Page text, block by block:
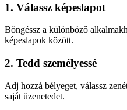
1. Válassz képeslapot
Böngéssz a különböző
képeslapok között.
2. Tedd személyessé
Adj hozzá bélyeget, válassz
saját üzenetedet.